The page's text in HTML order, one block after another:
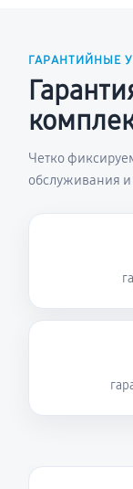
ГАРАНТИЙНЫЕ
Четко
обслуживания